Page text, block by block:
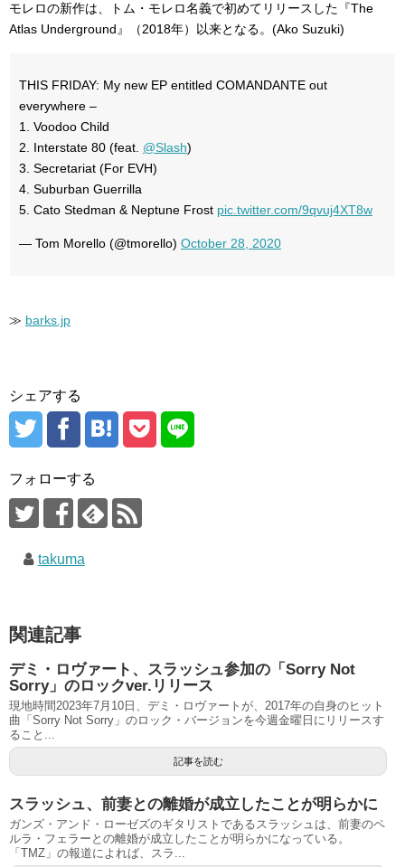
モレロの新作は、トム・モレロ名義で初めてリリースした『The
Atlas Underground』（2018年）以来となる。(Ako Suzuki)
THIS FRIDAY: My new EP entitled COMANDANTE out
everywhere –
1. Voodoo Child
2. Interstate 80 (feat. @Slash)
3. Secretariat (For EVH)
4. Suburban Guerrilla
5. Cato Stedman & Neptune Frost pic.twitter.com/9qvuj4XT8w
— Tom Morello (@tmorello) October 28, 2020
≫ barks.jp
シェアする
フォローする
takuma
関連記事
デミ・ロヴァート、スラッシュ参加の「Sorry Not
Sorry」のロックver.リリース
現地時間2023年7月10日、デミ・ロヴァートが、2017年の自身のヒット
曲「Sorry Not Sorry」のロック・バージョンを今週金曜日にリリースす
ること...
記事を読む
スラッシュ、前妻との離婚が成立したことが明らかに
ガンズ・アンド・ローゼズのギタリストであるスラッシュは、前妻のペ
ルラ・フェラーとの離婚が成立したことが明らかになっている。
「TMZ」の報道によれば、スラ...